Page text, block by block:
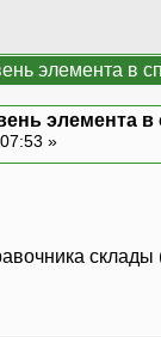
элемента в
элемента в
»